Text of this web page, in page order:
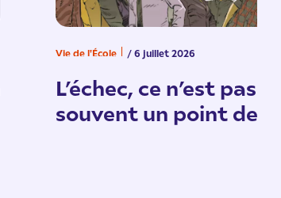
Vie de l'École / 6 juillet 2026
L’échec, ce n’est pas
souvent un point de